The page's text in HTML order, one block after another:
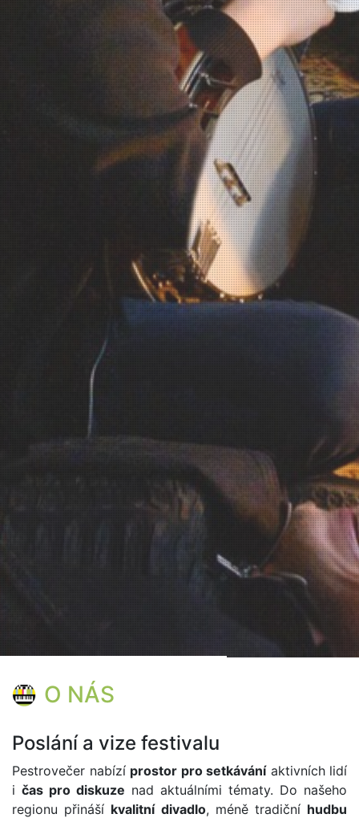
O NÁS
Poslání a vize festivalu
Pestrovečer nabízí prostor pro setkáváníaktivních lidí
i čas pro diskuze nad aktuálními tématy. Do našeho
regionu přináší kvalitní divadlo, méně tradiční hudbu